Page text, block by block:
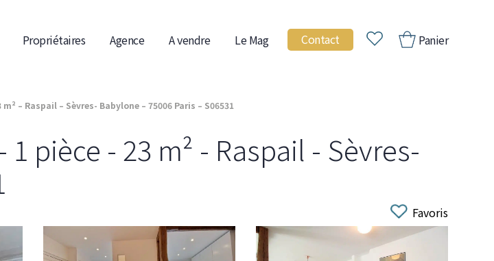
Propriétaires Agence A vendre Le Mag Contact Panier
– Raspail – Sèvres- Babylone – 75006 Paris – S06531
pièce - 23 m² - Raspail - Sèvres-
Favoris